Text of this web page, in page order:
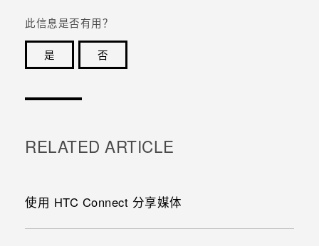
此信息是否有用？
是
否
RELATED ARTICLE
使用 HTC Connect 分享媒体